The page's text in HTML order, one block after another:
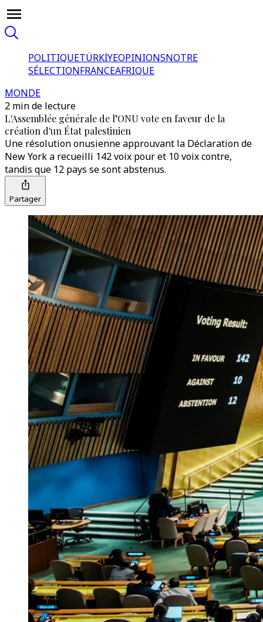
POLITIQUETÜRKİYEOPINIONSNOTRE
SÉLECTIONFRANCEAFRIQUE
MONDE
2 min de lecture
L'Assemblée générale de l’ONU vote en faveur de la
création d'un État palestinien
Une résolution onusienne approuvant la Déclaration de
New York a recueilli 142 voix pour et 10 voix contre,
tandis que 12 pays se sont abstenus.
Partager